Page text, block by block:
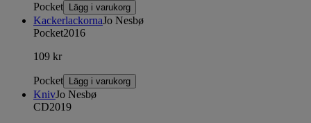
Pocket Lägg i varukorg
KackerlackornaJo Nesbø
Pocket2016
109 kr
Pocket Lägg i varukorg
KnivJo Nesbø
CD2019